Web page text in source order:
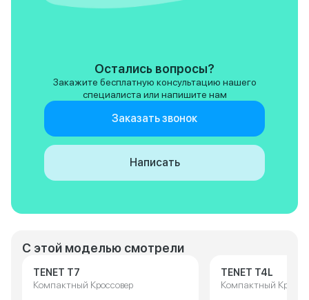
С этой моделью смотрели
TENET T7
Компактный Кроссовер
TENET T4L
Компактный
Остались вопросы?
Закажите бесплатную консультацию нашего
специалиста или напишите нам
Заказать звонок
Написать